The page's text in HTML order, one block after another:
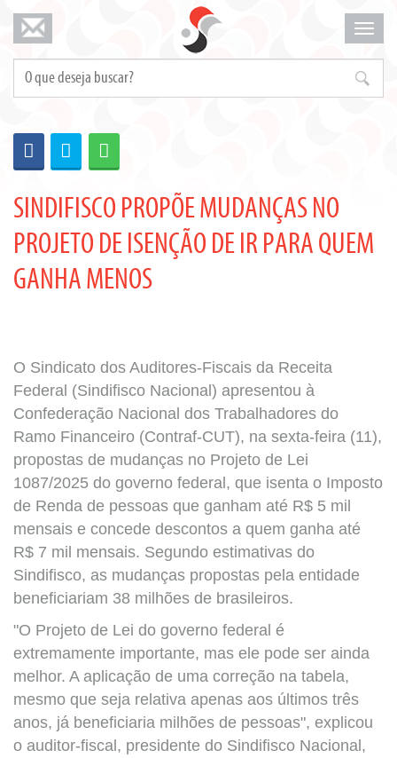
menu
SINDIFISCO PROPÕE MUDANÇAS NO
PROJETO DE ISENÇÃO DE IR PARA QUEM
GANHA MENOS
O Sindicato dos Auditores-Fiscais da Receita
Federal (Sindifisco Nacional) apresentou à
Confederação Nacional dos Trabalhadores do
Ramo Financeiro (Contraf-CUT), na sexta-feira (11),
propostas de mudanças no Projeto de Lei
1087/2025 do governo federal, que isenta o Imposto
de Renda de pessoas que ganham até R$ 5 mil
mensais e concede descontos a quem ganha até
R$ 7 mil mensais. Segundo estimativas do
Sindifisco, as mudanças propostas pela entidade
beneficiariam 38 milhões de brasileiros.
"O Projeto de Lei do governo federal é
extremamente importante, mas ele pode ser ainda
melhor. A aplicação de uma correção na tabela,
mesmo que seja relativa apenas aos últimos três
anos, já beneficiaria milhões de pessoas", explicou
o auditor-fiscal, presidente do Sindifisco Nacional,